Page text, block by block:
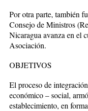
Por otra parte, también
Consejo de Ministros
Nicaragua avanza en el
Asociación.
OBJETIVOS
El proceso de
económico – social,
establecimiento, en